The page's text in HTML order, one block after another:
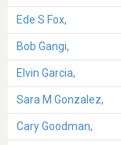
Ede S Fox,
Bob Gangi,
Elvin Garcia,
Sara M Gonzalez,
Cary Goodman,